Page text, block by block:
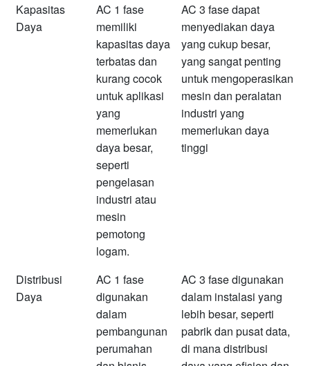
Kapasitas
Daya
AC 1 fase
memiliki
kapasitas daya
terbatas dan
kurang cocok
untuk aplikasi
yang
memerlukan
daya besar,
seperti
pengelasan
industri atau
mesin
pemotong
logam.
AC 3 fase dapat
menyediakan daya
yang cukup besar,
yang sangat penting
untuk mengoperasikan
mesin dan peralatan
industri yang
memerlukan daya
tinggi
Distribusi
Daya
AC 1 fase
digunakan
dalam
pembangunan
perumahan
AC 3 fase digunakan
dalam instalasi yang
lebih besar, seperti
pabrik dan pusat data,
di mana distribusi